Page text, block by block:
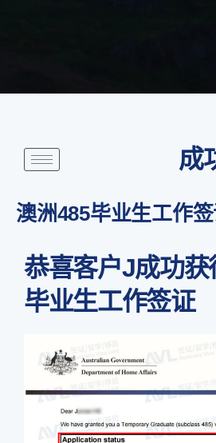
成
澳洲485毕业生工作
恭喜客户J成功获
毕业生工作签证